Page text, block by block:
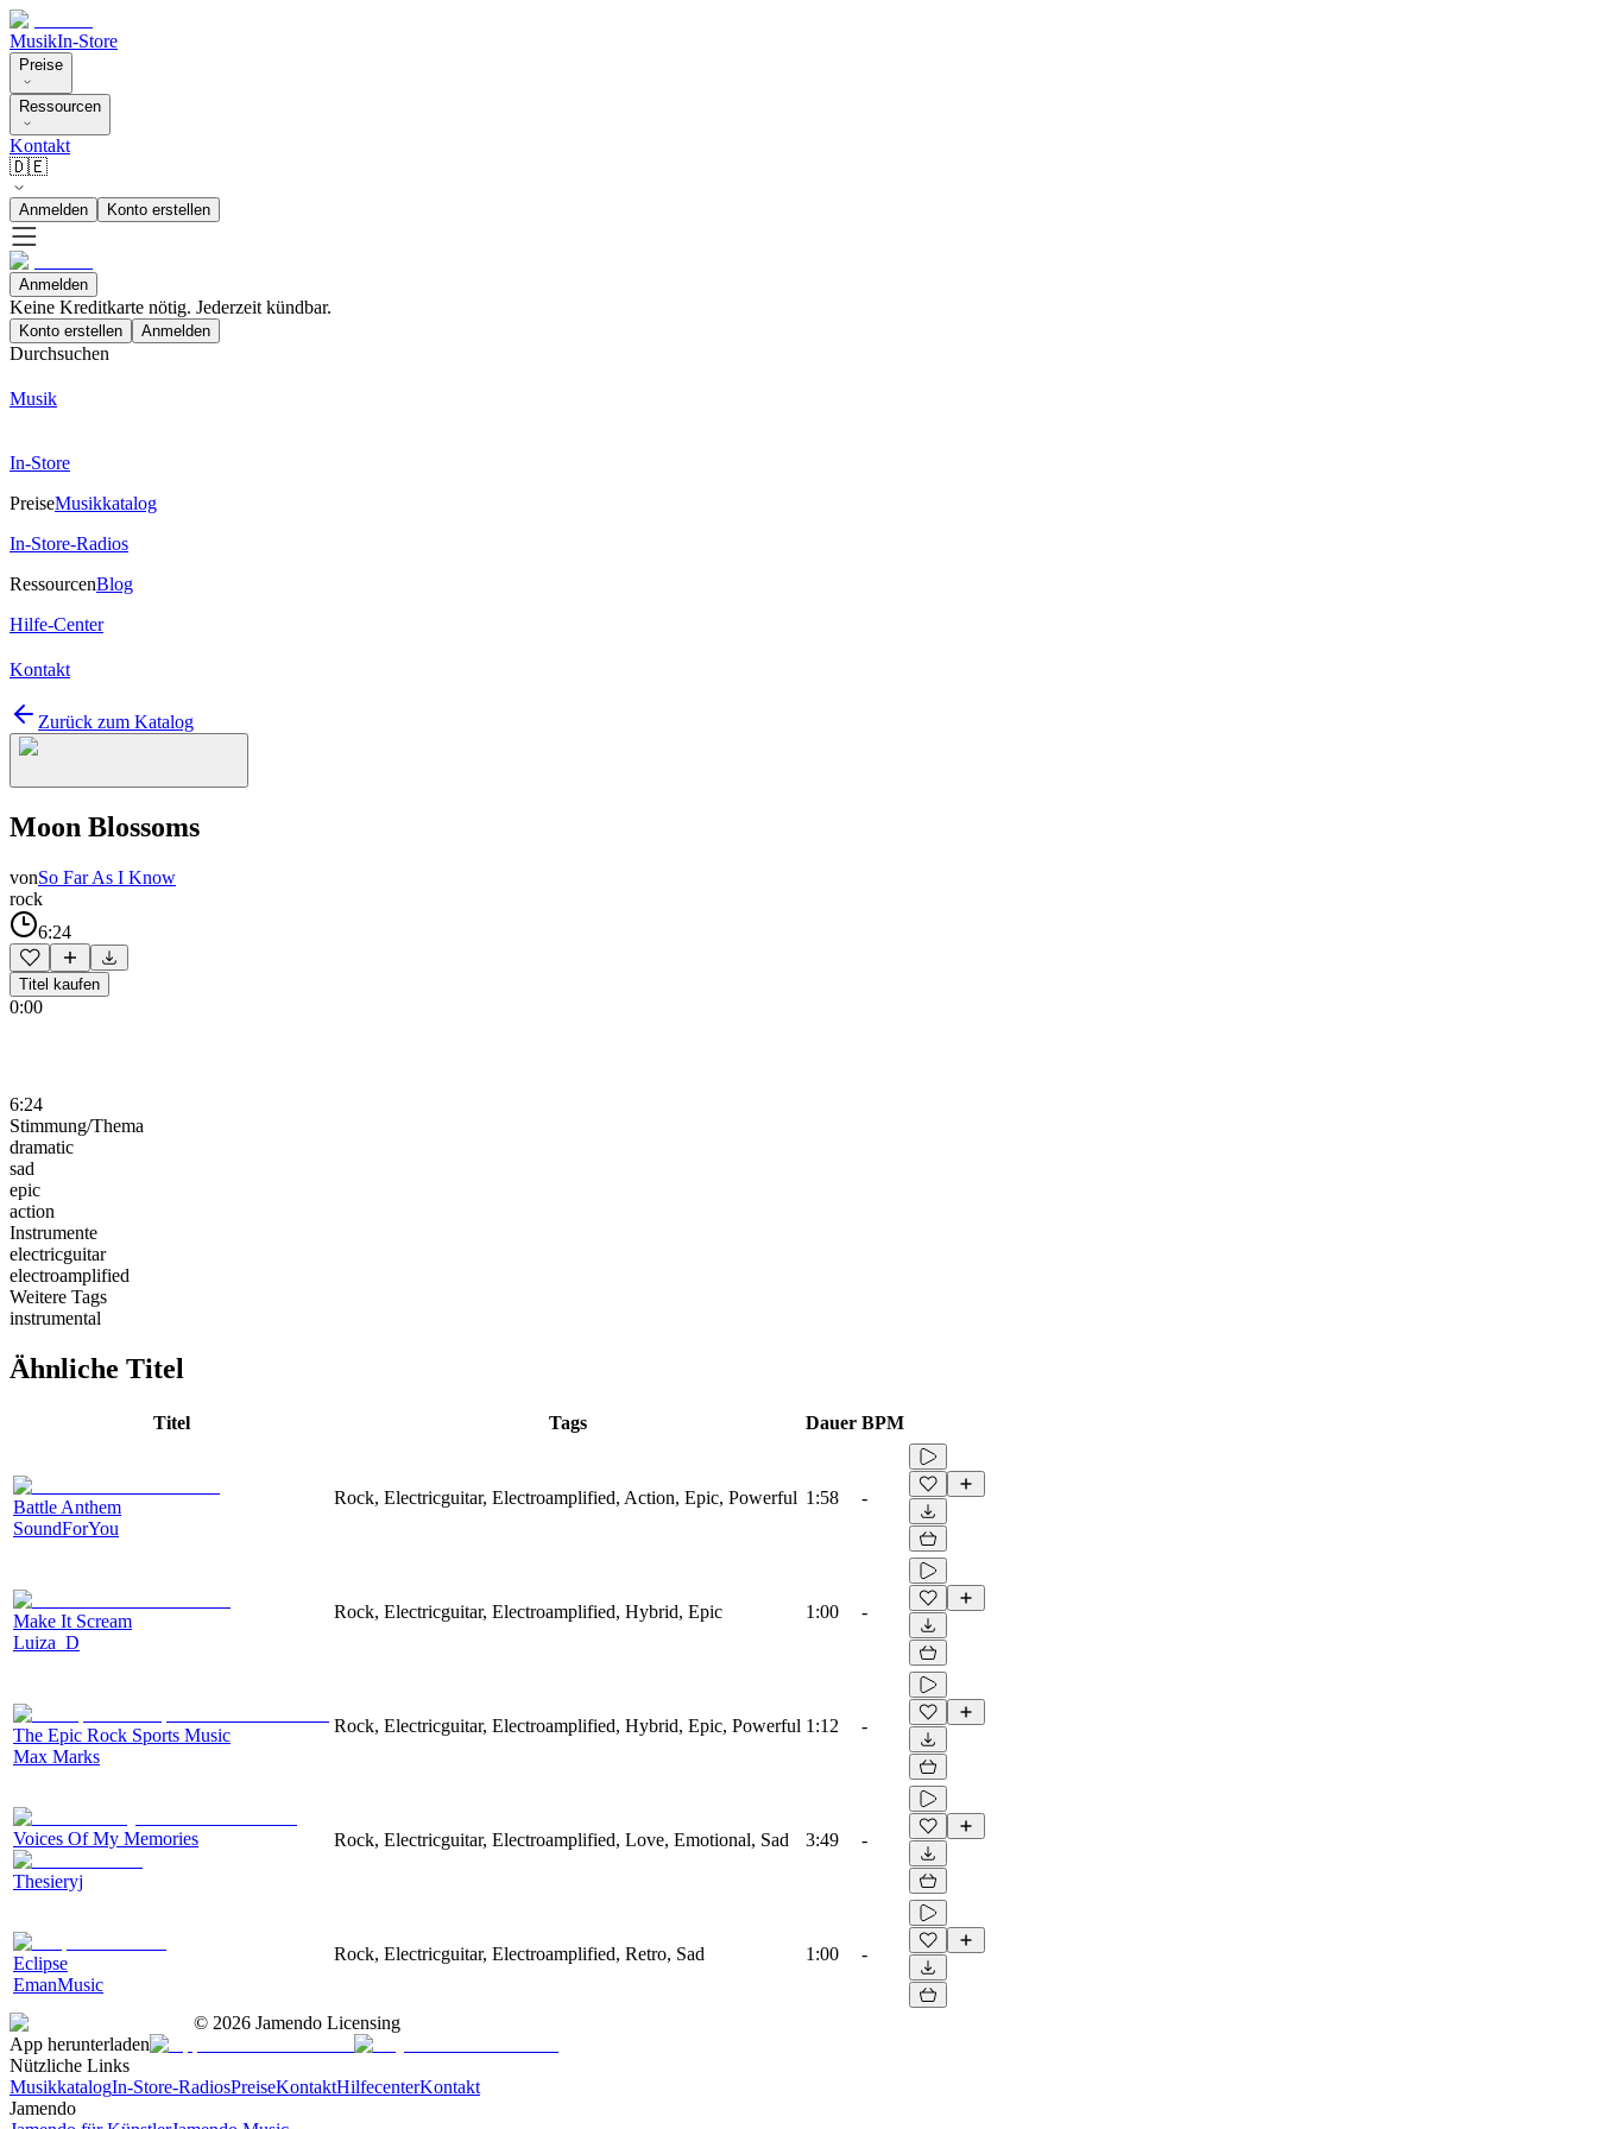
MusikIn-Store
Preise
Ressourcen
Kontakt
🇩🇪
Anmelden Konto erstellen
Anmelden
Keine Kreditkarte nötig. Jederzeit kündbar.
Konto erstellen Anmelden
Durchsuchen
Musik
In-Store
PreiseMusikkatalog
In-Store-Radios
RessourcenBlog
Hilfe-Center
Kontakt
Zurück zum Katalog
Moon Blossoms
vonSo Far As I Know
rock
6:24
Titel kaufen
0:00
6:24
Stimmung/Thema
dramatic
sad
epic
action
Instrumente
electricguitar
electroamplified
Weitere Tags
instrumental
Ähnliche Titel
Titel Tags Dauer BPM
Battle Anthem
SoundForYou
Rock, Electricguitar, Electroamplified, Action, Epic, Powerful 1:58 -
Make It Scream
Luiza_D
Rock, Electricguitar, Electroamplified, Hybrid, Epic 1:00 -
The Epic Rock Sports Music
Max Marks
Rock, Electricguitar, Electroamplified, Hybrid, Epic, Powerful 1:12 -
Voices Of My Memories
Thesieryj
Rock, Electricguitar, Electroamplified, Love, Emotional, Sad 3:49 -
Eclipse
EmanMusic
Rock, Electricguitar, Electroamplified, Retro, Sad 1:00 -
© 2026 Jamendo Licensing
App herunterladen
Nützliche Links
MusikkatalogIn-Store-RadiosPreiseKontaktHilfecenterKontakt
Jamendo